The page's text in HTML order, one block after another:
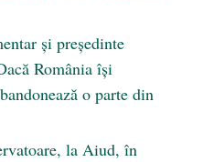
și președinte
România își
o parte din
la Aiud, în